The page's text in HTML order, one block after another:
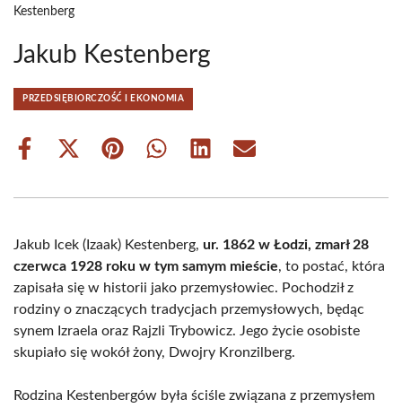
Kestenberg
Jakub Kestenberg
PRZEDSIĘBIORCZOŚĆ I EKONOMIA
Share
Share
(Twitter)
Share Share Share Share
Jakub Icek (Izaak) Kestenberg, ur. 1862 w Łodzi, zmarł 28
czerwca 1928 roku w tym samym mieście, to postać, która
zapisała się w historii jako przemysłowiec. Pochodził z
rodziny o znaczących tradycjach przemysłowych, będąc
synem Izraela oraz Rajzli Trybowicz. Jego życie osobiste
skupiało się wokół żony, Dwojry Kronzilberg.
Rodzina Kestenbergów była ściśle związana z przemysłem